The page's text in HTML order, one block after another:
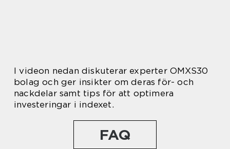
I videon nedan diskuterar experter OMXS30
bolag och ger insikter om deras för- och
nackdelar samt tips för att optimera
investeringar i indexet.
FAQ